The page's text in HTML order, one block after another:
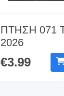
ΠΤΗΣΗ 071
2026
€3.99